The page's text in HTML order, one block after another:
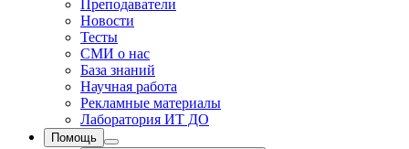
Преподаватели
Новости
Тесты
СМИ о нас
База знаний
Научная работа
Рекламные материалы
Лаборатория ИТ ДО
Помощь